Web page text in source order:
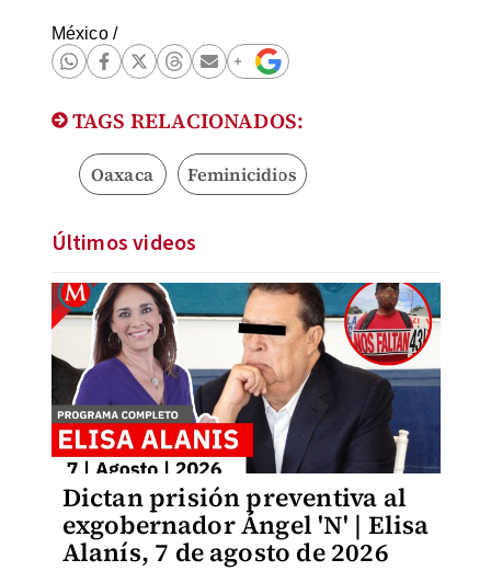
México/
TAGS RELACIONADOS:
Oaxaca Feminicidios
Últimos videos
Dictan prisión preventiva al
exgobernador Ángel 'N' | Elisa
Alanís, 7 de agosto de 2026